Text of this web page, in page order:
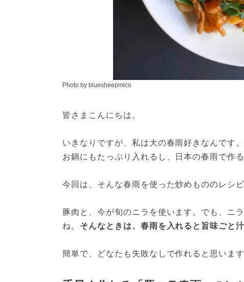
Photo by bluesheepmico
皆さまこんにちは。
いきなりですが、私は大の春雨好きなんです
お鍋にもたっぷり入れるし、日本の春雨で作
今回は、そんな春雨を使った炒めもののレシ
豚肉と、今が旬のニラを使います。でも、ニ
ね。 そんなときは、春雨を入れると旨味ごと
簡単で、どなたも失敗なしで作れると思いま